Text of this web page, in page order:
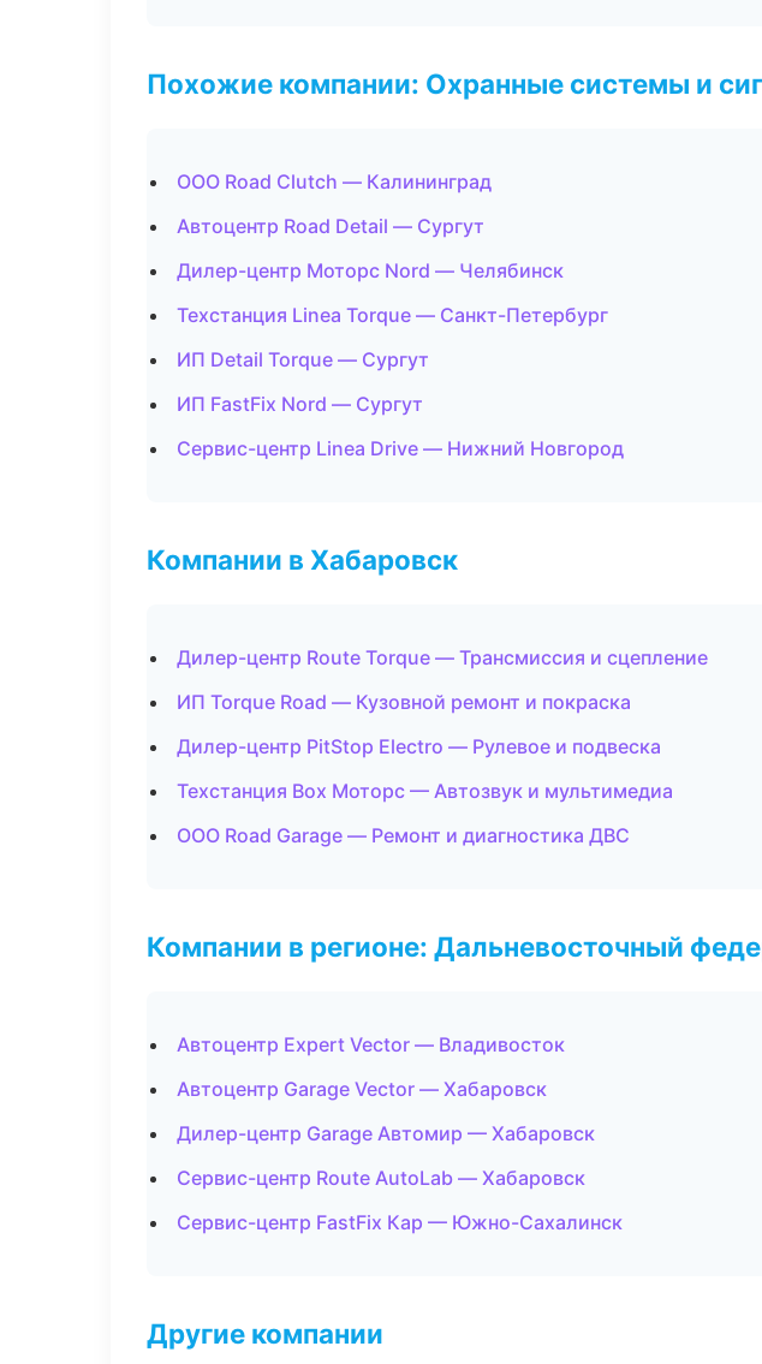
Похожие компании: Охранные системы и
ООО Road Clutch — Калининград
Автоцентр Road Detail — Сургут
Дилер-центр Моторс Nord — Челябинск
Техстанция Linea Torque — Санкт-Петербург
ИП Detail Torque — Сургут
ИП FastFix Nord — Сургут
Сервис-центр Linea Drive — Нижний Новгород
Компании в Хабаровск
Дилер-центр Route Torque — Трансмиссия и сцепление
ИП Torque Road — Кузовной ремонт и покраска
Дилер-центр PitStop Electro — Рулевое и подвеска
Техстанция Box Моторс — Автозвук и мультимедиа
ООО Road Garage — Ремонт и диагностика ДВС
Компании в регионе: Дальневосточный
Автоцентр Expert Vector — Владивосток
Автоцентр Garage Vector — Хабаровск
Дилер-центр Garage Автомир — Хабаровск
Сервис-центр Route AutoLab — Хабаровск
Сервис-центр FastFix Кар — Южно-Сахалинск
Другие компании